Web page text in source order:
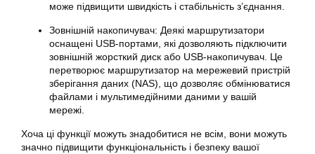
може підвищити швидкість і стабільність з’єднання.
Зовнішній накопичувач: Деякі маршрутизатори
оснащені USB-портами, які дозволяють підключити
зовнішній жорсткий диск або USB-накопичувач. Це
перетворює маршрутизатор на мережевий пристрій
зберігання даних (NAS), що дозволяє обмінюватися
файлами і мультимедійними даними у вашій
мережі.
Хоча ці функції можуть знадобитися не всім, вони можуть
значно підвищити функціональність і безпеку вашої